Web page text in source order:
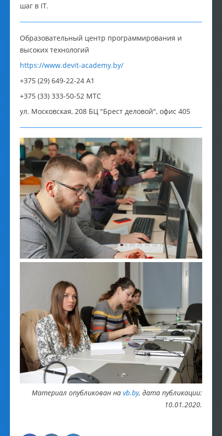
шаг в IT.
Образовательный центр программирования и
высоких технологий
https://www.devit-academy.by/
+375 (29) 649-22-24 A1
+375 (33) 333-50-52 MTC
ул. Московская, 208 БЦ "Брест деловой", офис 405
Материал опубликован на vb.by, дата публикации:
10.01.2020.